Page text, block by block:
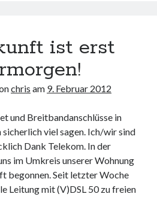
overflow while evaluating expression:
ist erst
chris am 9. Februar 2012
und Breitbandanschlüsse in
viel sagen. Ich/wir sind
Dank Telekom. In der
im Umkreis unserer Wohnung
begonnen. Seit letzter Woche
Leitung mit (V)DSL 50 zu freien